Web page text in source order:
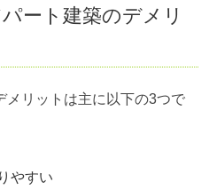
ート建築のデメリ
メリットは主に以下の3つで
やすい